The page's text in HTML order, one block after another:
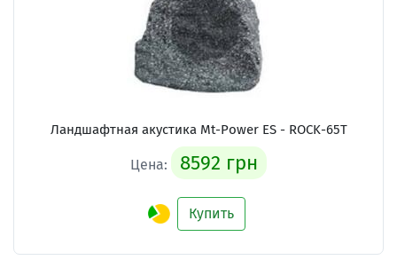
Ландшафтная акустика Mt-Power ES - ROCK-65T
Цена: 8592 грн
Купить